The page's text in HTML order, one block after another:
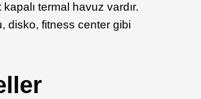
termal havuz vardır.
disko, fitness center gibi